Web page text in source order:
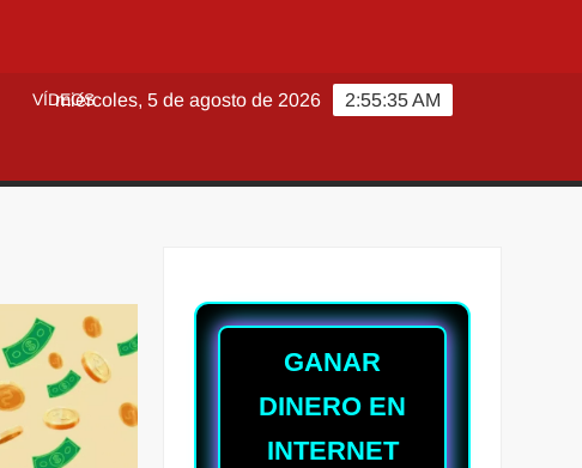
VÍDEOS 2:55:37 AM
miércoles, 5 de agosto de 2026
GANAR
DINERO EN
INTERNET